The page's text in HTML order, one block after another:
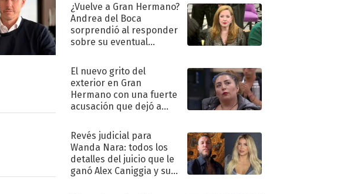
¿Vuelve a Gran Hermano?
Andrea del Boca
sorprendió al responder
sobre su eventual
El nuevo grito del
exterior en Gran
Hermano con una fuerte
acusación que dejó a
"Traidora"
Revés judicial para
Wanda Nara: todos los
detalles del juicio que le
ganó Alex Caniggia y sus